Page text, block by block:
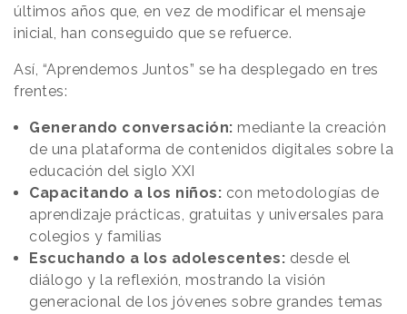
últimos años que, en vez de modificar el mensaje
inicial, han conseguido que se refuerce.
Así, “Aprendemos Juntos” se ha desplegado en tres
frentes:
Generando conversación: mediante la creación
de una plataforma de contenidos digitales sobre la
educación del siglo XXI
Capacitando a los niños: con metodologías de
aprendizaje prácticas, gratuitas y universales para
colegios y familias
Escuchando a los adolescentes: desde el
diálogo y la reflexión, mostrando la visión
generacional de los jóvenes sobre grandes temas